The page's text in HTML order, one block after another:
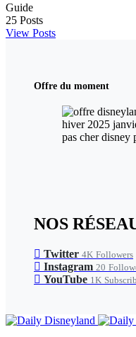
Guide
25 Posts
View Posts
Offre du moment
NOS
Twitter 4K Followers
Instagram 20
YouTube 1K